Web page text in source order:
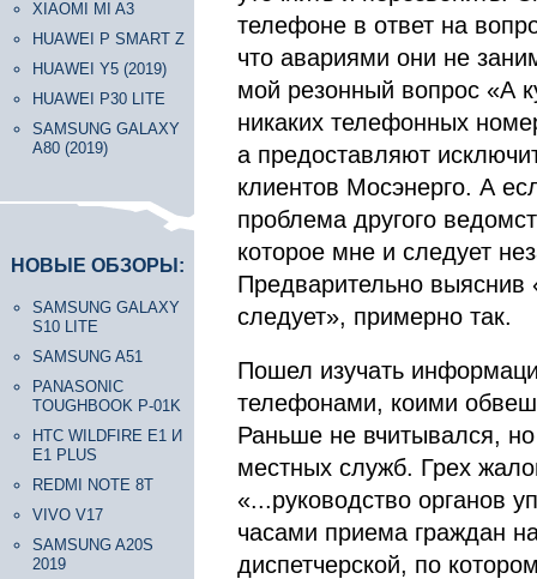
XIAOMI MI A3
HUAWEI P SMART Z
HUAWEI Y5 (2019)
HUAWEI P30 LITE
SAMSUNG GALAXY
A80 (2019)
НОВЫЕ ОБЗОРЫ:
SAMSUNG GALAXY
S10 LITE
SAMSUNG A51
PANASONIC
TOUGHBOOK P-01K
HTC WILDFIRE E1 И
E1 PLUS
REDMI NOTE 8T
VIVO V17
SAMSUNG A20S
2019
телефоне в ответ на
что авариями они не
мой резонный вопрос «А
никаких телефонных
а предоставляют
клиентов Мосэнерго. А
проблема другого
которое мне и следует
Предварительно выяснив
следует», примерно так.
Пошел изучать
телефонами, коими
Раньше не вчитывался,
местных служб. Грех
«...руководство органов
часами приема граждан
диспетчерской, по